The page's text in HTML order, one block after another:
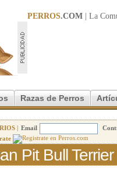
PERROS.COM | La
Razas de Perros
| Email
Pit Bull Terrier